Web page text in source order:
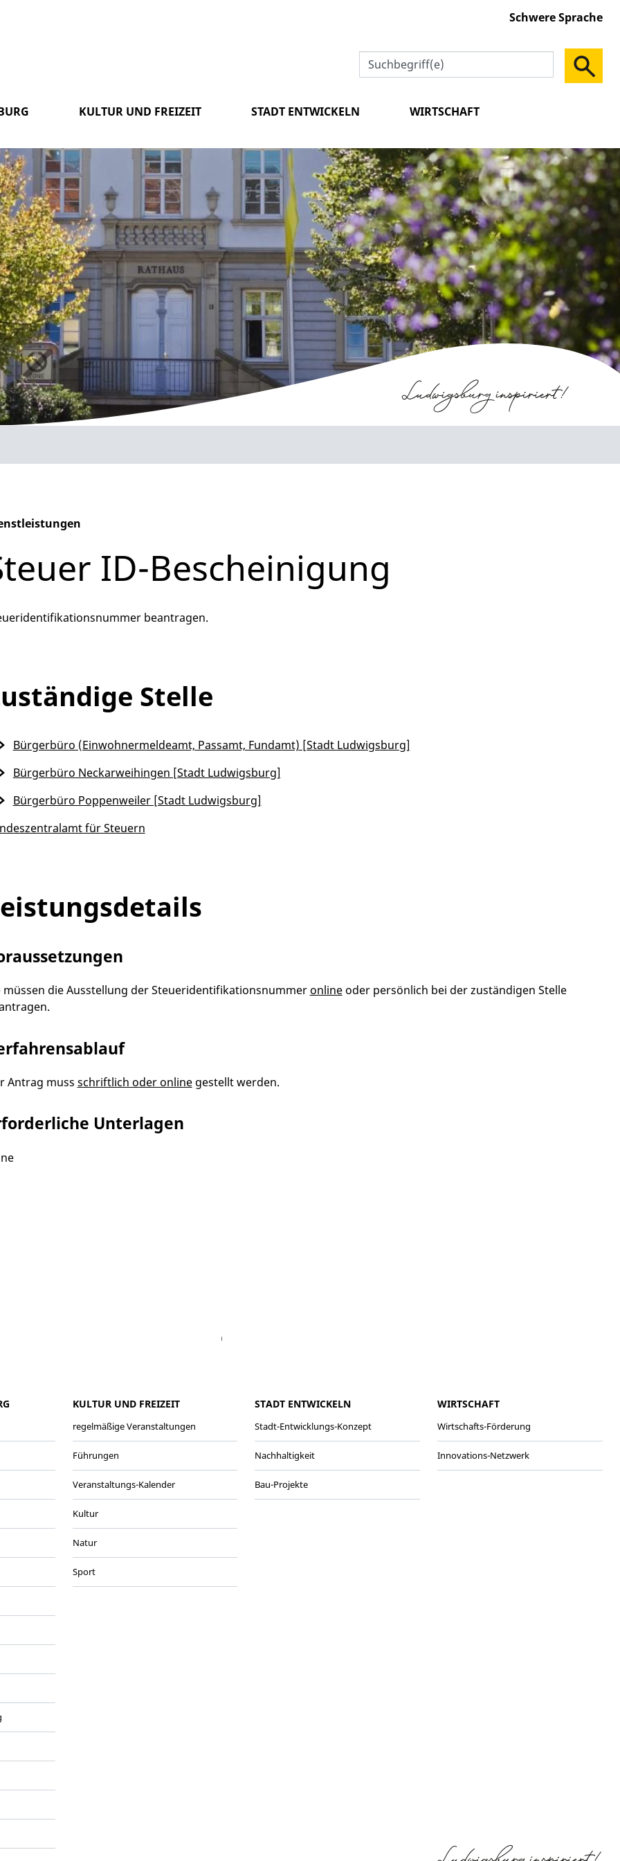
Schwere Sprache
KULTUR UND FREIZEIT STADT ENTWICKELN WIRTSCHAFT
ID-Bescheinigung
beantragen.
Stelle
für Steuern
Bürgerbüro (Einwohnermeldeamt, Passamt, Fundamt) [Stadt Ludwigsburg]
Bürgerbüro Neckarweihingen [Stadt Ludwigsburg]
Bürgerbüro Poppenweiler [Stadt Ludwigsburg]
müssen die Ausstellung der Steueridentifikationsnummer onlineoder persönlich bei der zuständigen Stelle
Antrag muss schriftlich oder onlinegestellt werden.
Unterlagen
Youtube
KULTUR UND FREIZEIT
regelmäßige Veranstaltungen
Führungen
Veranstaltungs-Kalender
Kultur
Natur
Sport
STADT ENTWICKELN
Stadt-Entwicklungs-Konzept
Nachhaltigkeit
Bau-Projekte
WIRTSCHAFT
Wirtschafts-Förderung
Innovations-Netzwerk